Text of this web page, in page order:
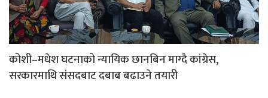
कोशी–मधेश घटनाको न्यायिक छानबिन माग्दै कांग्रेस,
सरकारमाथि संसदबाट दबाब बढाउने तयारी